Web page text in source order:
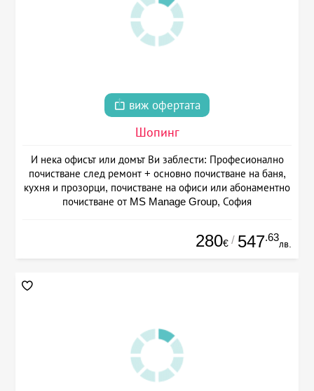
виж офертата
Шопинг
И нека офисът или домът Ви заблести: Професионално
почистване след ремонт + основно почистване на баня,
кухня и прозорци, почистване на офиси или абонаментно
почистване от MS Manage Group, София
280€ / 547.63
лв.